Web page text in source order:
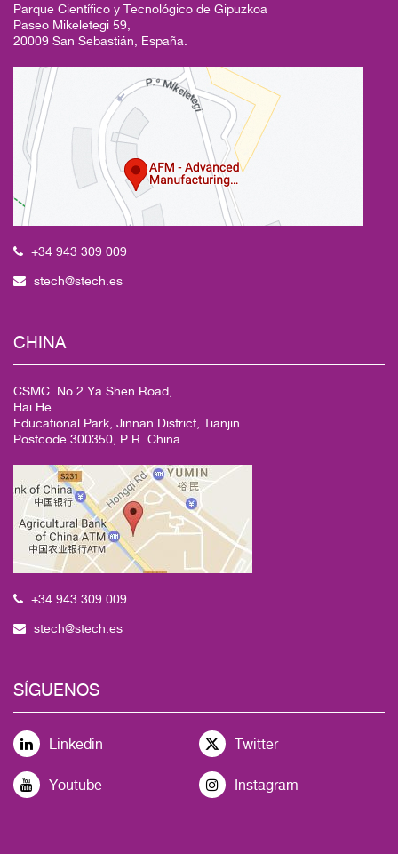
Parque Científico y Tecnológico de Gipuzkoa
Paseo Mikeletegi 59,
20009 San Sebastián, España.
+34 943 309 009
stech@stech.es
CHINA
CSMC. No.2 Ya Shen Road,
Hai He
Educational Park, Jinnan District, Tianjin
Postcode 300350, P.R. China
+34 943 309 009
stech@stech.es
SÍGUENOS
Linkedin Twitter
Youtube Instagram